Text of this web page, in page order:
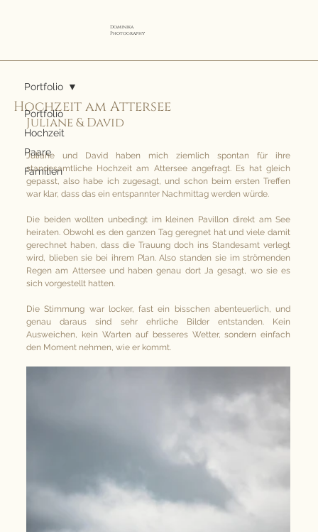
Dominika
Photography
Portfolio
Hochzeit
Paare
Familien
Portfolio
Hochzeit am Attersee
Juliane & David
Juliane und David haben mich ziemlich spontan für ihre
standesamtliche Hochzeit am Attersee angefragt. Es hat gleich
gepasst, also habe ich zugesagt, und schon beim ersten Treffen
war klar, dass das ein entspannter Nachmittag werden würde.
Die beiden wollten unbedingt im kleinen Pavillon direkt am See
heiraten. Obwohl es den ganzen Tag geregnet hat und viele damit
gerechnet haben, dass die Trauung doch ins Standesamt verlegt
wird, blieben sie bei ihrem Plan. Also standen sie im strömenden
Regen am Attersee und haben genau dort Ja gesagt, wo sie es
sich vorgestellt hatten.
Die Stimmung war locker, fast ein bisschen abenteuerlich, und
genau daraus sind sehr ehrliche Bilder entstanden. Kein
Ausweichen, kein Warten auf besseres Wetter, sondern einfach
den Moment nehmen, wie er kommt.